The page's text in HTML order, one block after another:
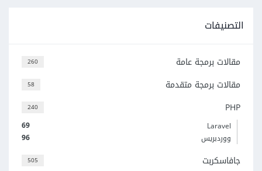
التصنيفات
260 مقالات برمجة عامة
58 مقالات برمجة متقدمة
240 PHP
69
Laravel
96
ووردبريس
505 جافاسكربت